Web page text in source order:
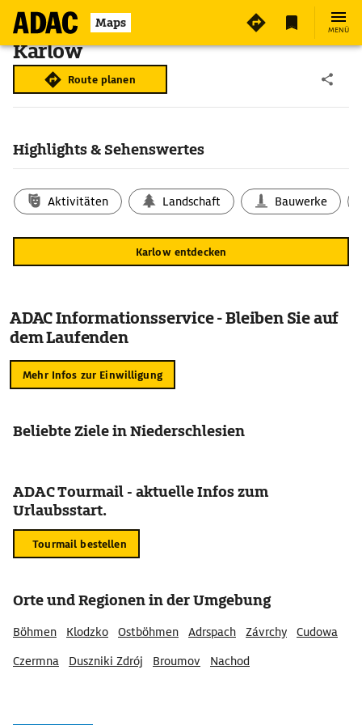
Maps MENÜ
Karlow
Route planen
Highlights & Sehenswertes
Aktivitäten Landschaft Bauwerke
Karlow entdecken
ADAC Informationsservice - Bleiben Sie auf
dem Laufenden
Mehr Infos zur Einwilligung
Beliebte Ziele in Niederschlesien
ADAC Tourmail - aktuelle Infos zum
Urlaubsstart.
Tourmail bestellen
Orte und Regionen in der Umgebung
Böhmen Klodzko Ostböhmen Adrspach Závrchy
Cudowa
Czermna
Duszniki Zdrój Broumov Nachod